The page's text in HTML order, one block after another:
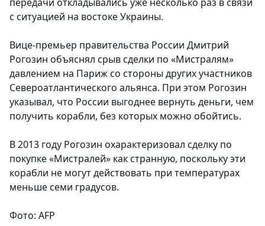
с ситуацией на востоке Украины.
Вице-премьер правительства России Дмитрий
Рогозин объяснял срыв сделки по «Мистралям»
давлением на Париж со стороны других участников
Североатлантического альянса. При этом Рогозин
указывал, что России выгоднее вернуть деньги, чем
получить корабли, без которых можно обойтись.
В 2013 году Рогозин охарактеризовал сделку по
покупке «Мистралей» как странную, поскольку эти
корабли не могут действовать при температурах
меньше семи градусов.
Фото: AFP